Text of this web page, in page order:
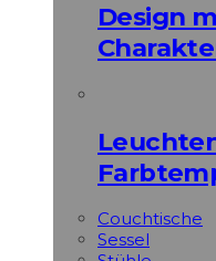
Design
Couchtische
Sessel